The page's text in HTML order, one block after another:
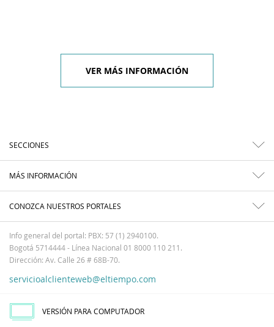
VER MÁS INFORMACIÓN
SECCIONES
MÁS INFORMACIÓN
CONOZCA NUESTROS PORTALES
Info general del portal: PBX: 57 (1) 2940100.
Bogotá 5714444 - Línea Nacional 01 8000 110 211.
Dirección: Av. Calle 26 # 68B-70.
servicioalclienteweb@eltiempo.com
VERSIÓN PARA COMPUTADOR